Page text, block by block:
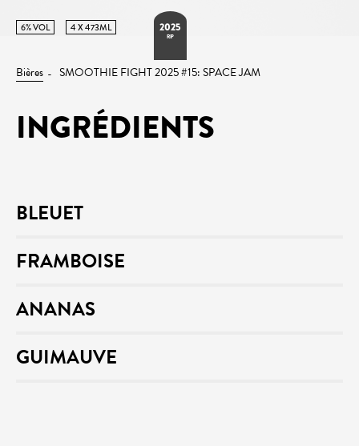
6% VOL 4 X 473ML 2025
RIP
Bières SMOOTHIE FIGHT 2025 #15: SPACE JAM
INGRÉDIENTS
BLEUET
FRAMBOISE
ANANAS
GUIMAUVE